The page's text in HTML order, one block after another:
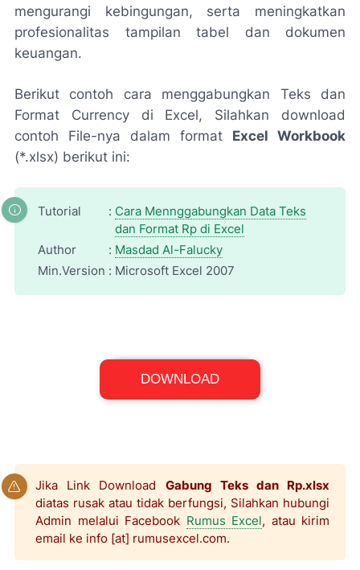
mengurangi kebingungan, serta meningkatkan
profesionalitas tampilan tabel dan dokumen
keuangan.
Berikut contoh cara menggabungkan Teks dan
Format Currency di Excel, Silahkan download
contoh File-nya dalam format Excel Workbook
(*.xlsx) berikut ini:
Tutorial : Cara Mennggabungkan Data Teks
dan Format Rp di Excel
Author
: Masdad Al-Falucky
Min.Version : Microsoft Excel 2007
DOWNLOAD
File Size: 9,3 KB
Excel Workbook (*.xlsx)
Jika Link Download Gabung Teks dan Rp.xlsx
diatas rusak atau tidak berfungsi, Silahkan hubungi
Admin melalui Facebook Rumus Excel, atau kirim
email ke info [at] rumusexcel.com.